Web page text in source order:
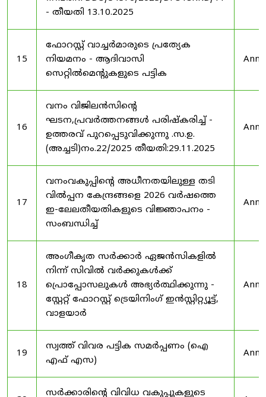
- തീയതി 13.10.2025
15
ഫോറസ്റ്റ് വാച്ചർമാരുടെ പ്രത്യേക
നിയമനം - ആദിവാസി
സെറ്റിൽമെന്റുകളുടെ പട്ടിക
16
വനം വിജിലൻസിന്റെ
ഘടന,പ്രവർത്തനങ്ങൾ പരിഷ്കരിച്ച് -
ഉത്തരവ് പുറപ്പെടുവിക്കുന്നു .സ.ഉ.
(അച്ചടി)നം.22/2025 തീയതി:29.11.2025
17
വനംവകുപ്പിന്റെ അധീനതയിലുള്ള തടി
വിൽപ്പന കേന്ദ്രങ്ങളെ 2026 വർഷത്തെ
ഇ-ലേലതീയതികളുടെ വിജ്ഞാപനം -
സംബന്ധിച്ച്
18
അംഗീകൃത സർക്കാർ ഏജൻസികളിൽ
നിന്ന് സിവിൽ വർക്കുകൾക്ക്
പ്രൊപ്പോസലുകൾ അഭ്യർത്ഥിക്കുന്നു -
സ്റ്റേറ്റ് ഫോറസ്റ്റ് ട്രെയിനിംഗ് ഇൻസ്റ്റിറ്റ്യൂട്ട്,
വാളയാർ
19
സ്വത്ത് വിവര പട്ടിക സമർപ്പണം (ഐ
എഫ് എസ)
സർക്കാരിന്റെ വിവിധ വകുപ്പുകളുടെ